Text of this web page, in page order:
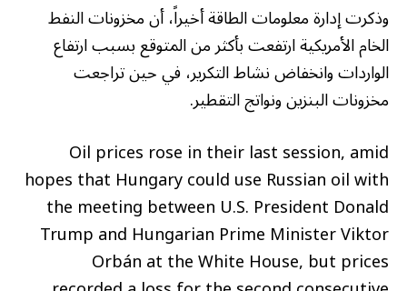
وذكرت إدارة معلومات الطاقة أخيراً، أن مخزونات النفط
الخام الأمريكية ارتفعت بأكثر من المتوقع بسبب ارتفاع
الواردات وانخفاض نشاط التكرير، في حين تراجعت
مخزونات البنزين ونواتج التقطير.
Oil prices rose in their last session, amid
hopes that Hungary could use Russian oil with
the meeting between U.S. President Donald
Trump and Hungarian Prime Minister Viktor
Orbán at the White House, but prices